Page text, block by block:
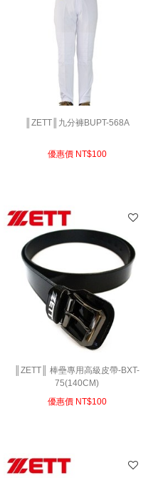
║ZETT║九分褲BUPT-568A
優惠價 NT$100
║ZETT║ 棒壘專用高級皮帶-BXT-
75(140CM)
優惠價 NT$100